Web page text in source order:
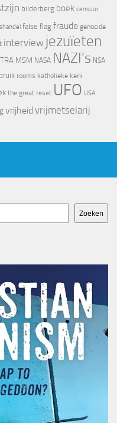
bilderberg boek censuur
false flag fraude genocide
interview jezuïeten
MSM NASA NAZI's NSA
rooms katholieke kerk
the great reset UFO USA
vrijheid vrijmetselarij
Zoeken